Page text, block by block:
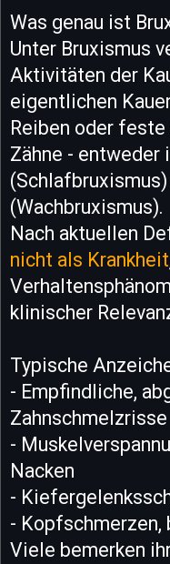
Was genau ist
Unter Bruxismus
Aktivitäten der
eigentlichen
Reiben oder
Zähne - entweder
(Wachbruxismus).
Nach aktuellen
nicht als Krankheit
klinischer
Typische
- Empfindliche,
Zahnschmelzrisse
-
Nacken
-
- Kopfschmerzen,
Viele bemerken